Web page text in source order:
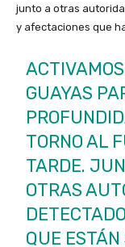
junto a otras
y afectaciones que
GUAYAS
TORNO AL
TARDE.
OTRAS
QUE